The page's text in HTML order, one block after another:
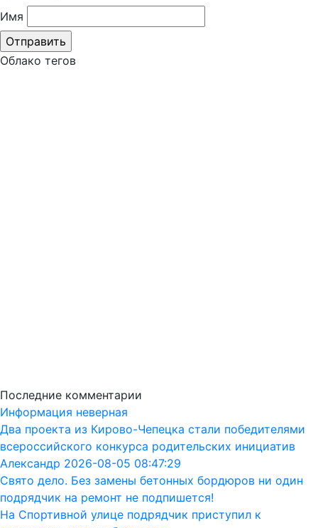
Имя
Облако тегов
Последние комментарии
Информация неверная
Два проекта из Кирово-Чепецка стали победителями
всероссийского конкурса родительских инициатив
Александр 2026-08-05 08:47:29
Свято дело. Без замены бетонных бордюров ни один
подрядчик на ремонт не подпишется!
На Спортивной улице подрядчик приступил к